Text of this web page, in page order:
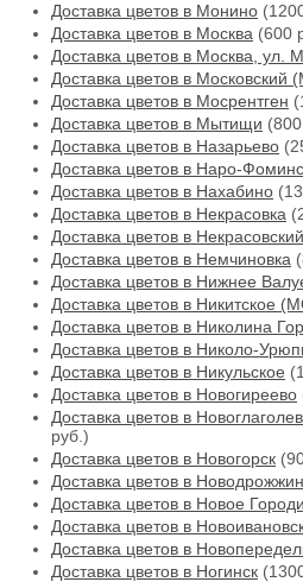
Доставка цветов в Монино
Доставка цветов в Москва (600
Доставка цветов в Москва, ул.
Доставка цветов в Московский
Доставка цветов в Мосрентген
Доставка цветов в Мытищи
Доставка цветов в Назарьево
Доставка цветов в Наро-
Доставка цветов в Нахабино
Доставка цветов в Некрасовка
Доставка цветов в Некрасовский
Доставка цветов в Немчиновка
Доставка цветов в Нижнее
Доставка цветов в Никитское
Доставка цветов в Николина
Доставка цветов в Николо-
Доставка цветов в Никульское
Доставка цветов в Новогиреево
Доставка цветов в
руб.)
Доставка цветов в Новогорск
Доставка цветов в
Доставка цветов в Новое
Доставка цветов в
Доставка цветов в
Доставка цветов в Ногинск